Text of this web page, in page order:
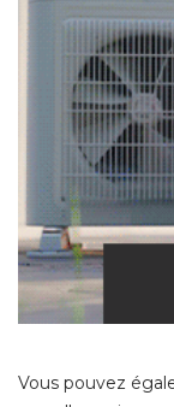
Vous pouvez